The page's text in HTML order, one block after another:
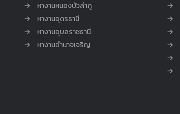
หางานหนองบัวลำภู
หางานอุดรธานี
หางานอุบลราชธานี
หางานอำนาจเจริญ